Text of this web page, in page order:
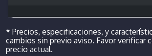
* Precios, especificaciones, y
cambios sin previo aviso. Favor verificar
precio actual.